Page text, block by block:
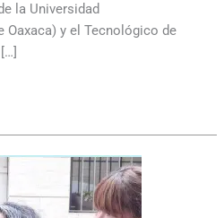
la Universidad
Oaxaca) y el Tecnológico de